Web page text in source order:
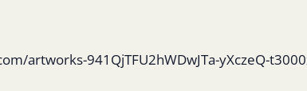
artworks-941QjTFU2hWDwJTa-yXczeQ-